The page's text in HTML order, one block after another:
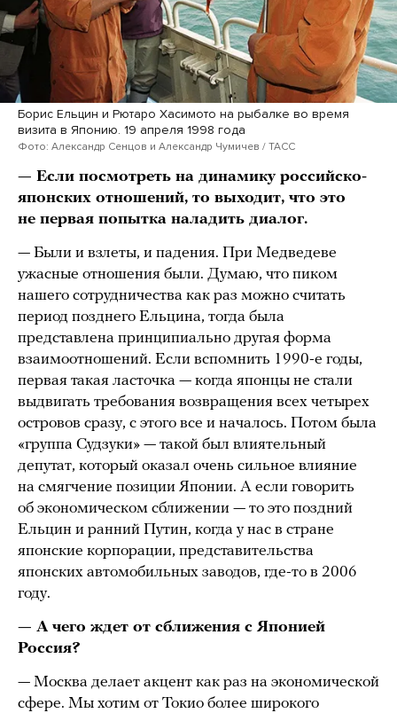
Борис Ельцин и Рютаро Хасимото на рыбалке во время
визита в Японию. 19 апреля 1998 года
Фото: Александр Сенцов и Александр Чумичев / ТАСС
— Если посмотреть на динамику российско-
японских отношений, то выходит, что это
не первая попытка наладить диалог.
— Были и взлеты, и падения. При Медведеве
ужасные отношения были. Думаю, что пиком
нашего сотрудничества как раз можно считать
период позднего Ельцина, тогда была
представлена принципиально другая форма
взаимоотношений. Если вспомнить 1990-е годы,
первая такая ласточка — когда японцы не стали
выдвигать требования возвращения всех четырех
островов сразу, с этого все и началось. Потом была
«группа Судзуки» — такой был влиятельный
депутат, который оказал очень сильное влияние
на смягчение позиции Японии. А если говорить
об экономическом сближении — то это поздний
Ельцин и ранний Путин, когда у нас в стране
японские корпорации, представительства
японских автомобильных заводов, где-то в 2006
году.
— А чего ждет от сближения с Японией
Россия?
— Москва делает акцент как раз на экономической
сфере. Мы хотим от Токио более широкого